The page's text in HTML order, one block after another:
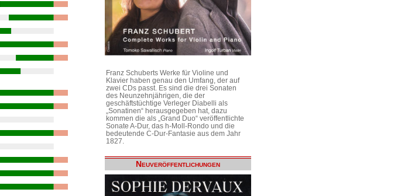
Franz Schuberts Werke für Violine und
Klavier haben genau den Umfang, der auf
zwei CDs passt. Es sind die drei Sonaten
des Neunzehnjährigen, die der
geschäftstüchtige Verleger Diabelli als
„Sonatinen“ herausgegeben hat, dazu
kommen die als „Grand Duo“ veröffentlichte
Sonate A-Dur, das h-Moll-Rondo und die
bedeutende C-Dur-Fantasie aus dem Jahr
1827.
Neuveröffentlichungen